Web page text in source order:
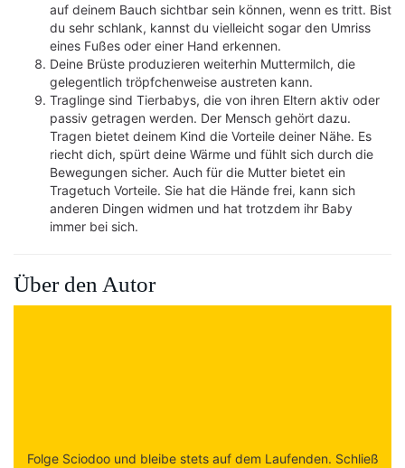
auf deinem Bauch sichtbar sein können, wenn es tritt. Bist
du sehr schlank, kannst du vielleicht sogar den Umriss
eines Fußes oder einer Hand erkennen.
Deine Brüste produzieren weiterhin Muttermilch, die
gelegentlich tröpfchenweise austreten kann.
Traglinge sind Tierbabys, die von ihren Eltern aktiv oder
passiv getragen werden. Der Mensch gehört dazu.
Tragen bietet deinem Kind die Vorteile deiner Nähe. Es
riecht dich, spürt deine Wärme und fühlt sich durch die
Bewegungen sicher. Auch für die Mutter bietet ein
Tragetuch Vorteile. Sie hat die Hände frei, kann sich
anderen Dingen widmen und hat trotzdem ihr Baby
immer bei sich.
Über den Autor
Folge Sciodoo und bleibe stets auf dem Laufenden. Schließ